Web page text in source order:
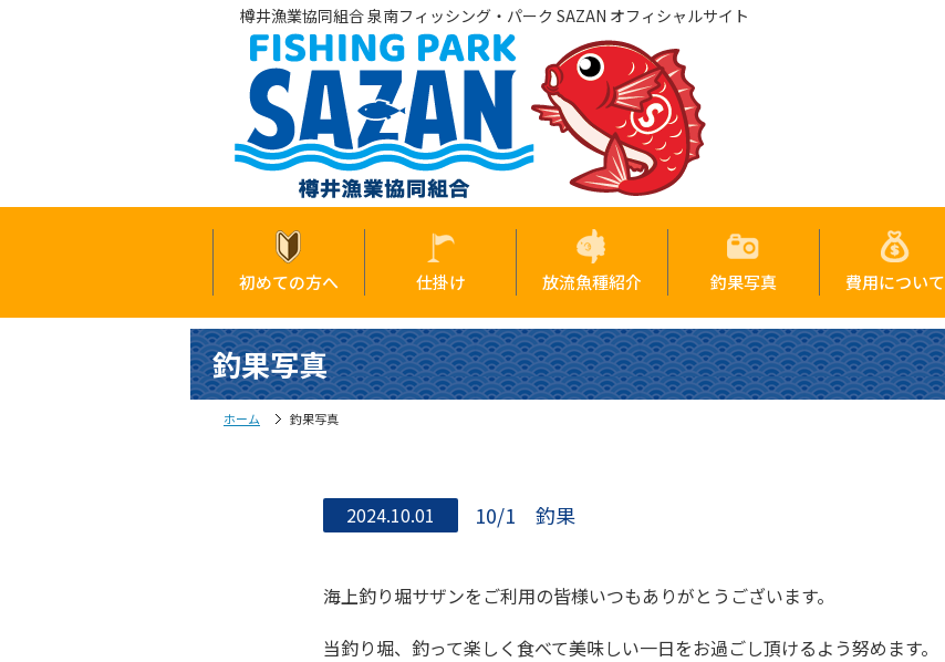
樽井漁業協同組合 泉南フィッシング・パーク SAZAN オフィシャルサイト
初めての方へ 仕掛け 放流魚種紹介 釣果写真 費用について
釣果写真
ホーム 釣果写真
2024.10.01 10/1 釣果
海上釣り堀サザンをご利用の皆様いつもありがとうございます。
当釣り堀、釣って楽しく食べて美味しい一日をお過ごし頂けるよう努めます。